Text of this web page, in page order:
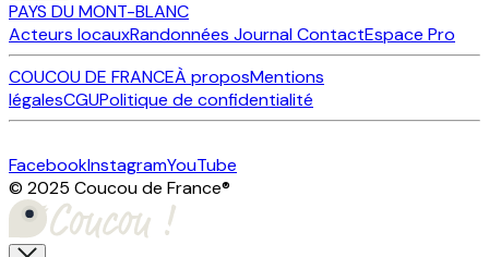
PAYS DU MONT-BLANC
Acteurs locauxRandonnées JournalContactEspace Pro
COUCOU DE FRANCEÀ proposMentions
légalesCGUPolitique de confidentialité
FacebookInstagramYouTube
© 2025 Coucou de France®